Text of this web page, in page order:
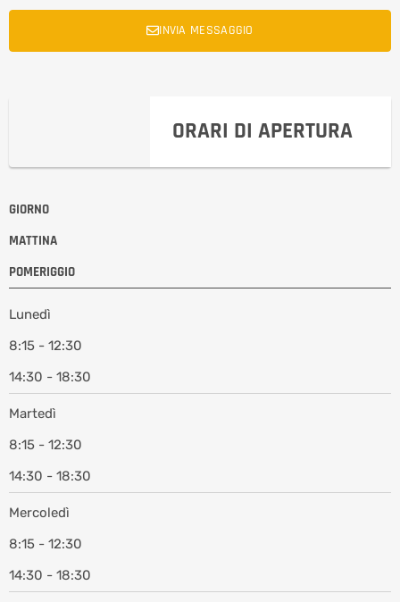
INVIA MESSAGGIO
ORARI DI APERTURA
GIORNO
MATTINA
POMERIGGIO
Lunedì
8:15 - 12:30
14:30 - 18:30
Martedì
8:15 - 12:30
14:30 - 18:30
Mercoledì
8:15 - 12:30
14:30 - 18:30